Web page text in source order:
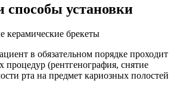
способы установки
в обязательном порядке проходит
процедур (рентгенография, снятие
рта на предмет кариозных полостей